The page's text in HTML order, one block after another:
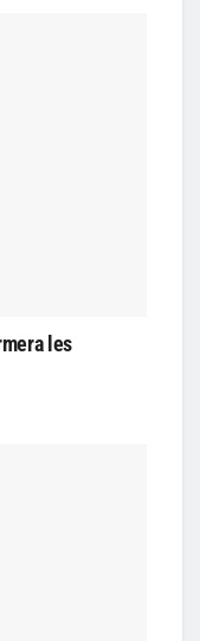
les